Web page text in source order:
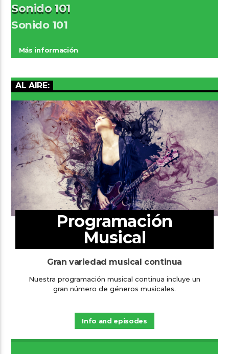
Sonido 101
Sonido 101
Más información
AL AIRE:
Programación
Musical
Gran variedad musical continua
Nuestra programación musical continua incluye un
gran número de géneros musicales.
Info and episodes